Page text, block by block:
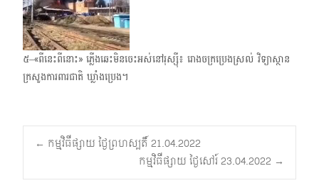
៥–«ពីនេះពីនោះ» ភ្លើងឆេះមិនចេះអស់នៅរុស្ស៊ី៖ រោងចក្រប្រេងស្រល់ វិទ្យាស្ថាន
ក្រសួងការពារជាតិ ឃ្លាំងប្រេង។
Post
← កម្មវិធីផ្សាយ ថ្ងៃព្រហស្បតិ៍ 21.04.2022
កម្មវិធីផ្សាយ ថ្ងៃសៅរ៍ 23.04.2022 →